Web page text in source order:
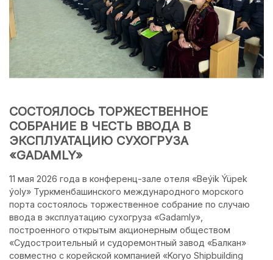
СОСТОЯЛОСЬ ТОРЖЕСТВЕННОЕ
СОБРАНИЕ В ЧЕСТЬ ВВОДА В
ЭКСПЛУАТАЦИЮ СУХОГРУЗА
«GADAMLY»
11 мая 2026 года в конференц-зале отеля «Beýik Ýüpek
ýoly» Туркменбашинского международного морского
порта состоялось торжественное собрание по случаю
ввода в эксплуатацию сухогруза «Gadamly»,
построенного открытым акционерным обществом
«Судостроительный и судоремонтный завод «Балкан»
совместно с корейской компанией «Koryo Shipbuilding